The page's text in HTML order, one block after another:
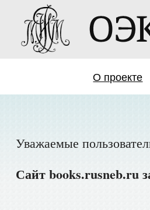
О проекте
Уважаемые
Сайт books.rusneb.ru